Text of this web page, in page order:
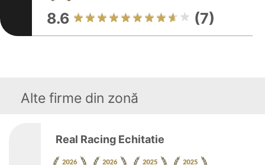
8.6 (7)
Alte firme din zonă
Real Racing Echitatie